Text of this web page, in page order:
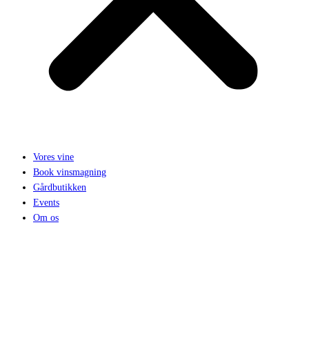
Vores vine
Book vinsmagning
Gårdbutikken
Events
Om os